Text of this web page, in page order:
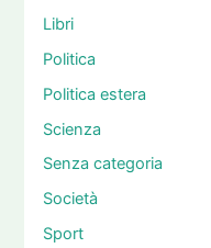
Libri
Politica
Politica estera
Scienza
Senza categoria
Società
Sport